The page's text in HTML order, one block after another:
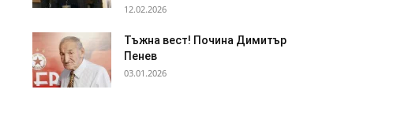
12.02.2026
Тъжна вест! Почина Димитър
Пенев
03.01.2026